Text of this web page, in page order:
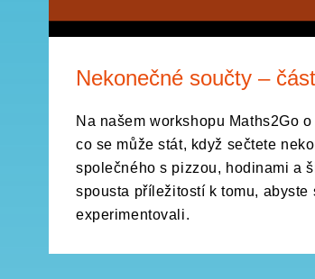
Nekonečné součty –
Na našem workshopu Maths2Go
co se může stát, když sečtete
společného s pizzou, hodinami a
spousta příležitostí k tomu, abyste
experimentovali.